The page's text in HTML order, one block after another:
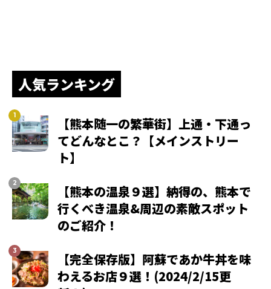
人気ランキング
【熊本随一の繁華街】上通・下通っ
てどんなとこ？【メインストリー
ト】
【熊本の温泉９選】納得の、熊本で
行くべき温泉&周辺の素敵スポット
のご紹介！
【完全保存版】阿蘇であか牛丼を味
わえるお店９選！(2024/2/15更